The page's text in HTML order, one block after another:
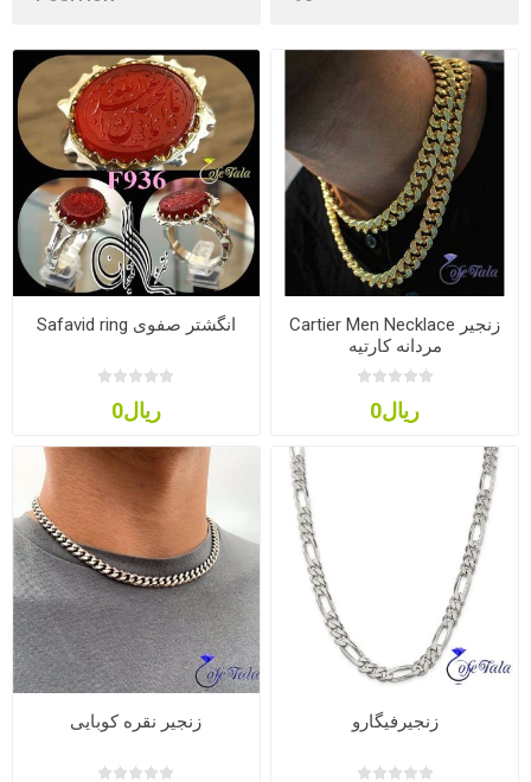
Safavid ring انگشتر صفوی
ریال0
Cartier Men Necklace زنجیر
مردانه کارتیه
ریال0
زنجیر نقره کوبایی زنجیرفیگارو